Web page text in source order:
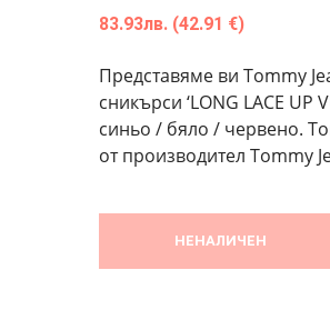
83.93лв. (42.91 €)
Представяме ви Tommy
сникърси ‘LONG LACE UP
синьо / бяло / червено.
от производител Tommy
НЕНАЛИЧЕН